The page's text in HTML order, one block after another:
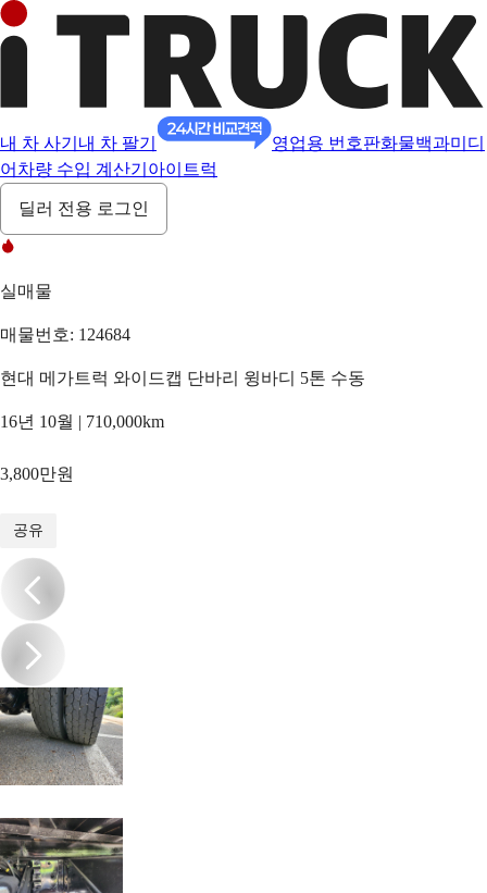
내 차 사기 내 차 팔기 영업용 번호판화물백과미디
어 차량 수입 계산기 아이트럭
딜러 전용 로그인
실매물
매물번호: 124684
현대 메가트럭 와이드캡 단바리 윙바디 5톤 수동
16년 10월 | 710,000km
3,800만원
공유
/17